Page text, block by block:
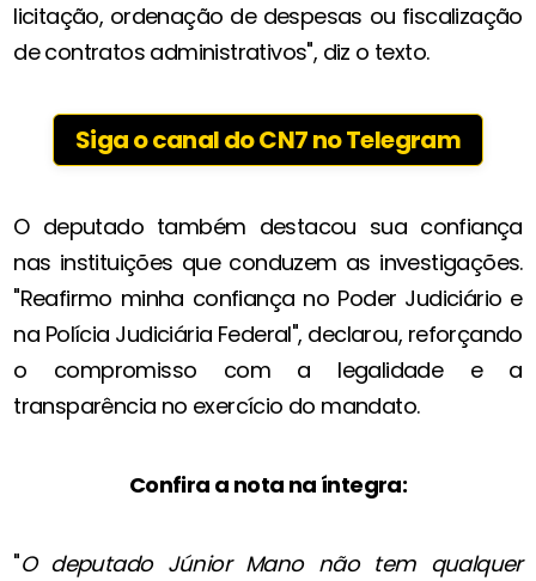
licitação, ordenação de despesas ou fiscalização
de contratos administrativos", diz o texto.
Siga o canal do CN7 no Telegram
O deputado também destacou sua confiança
nas instituições que conduzem as investigações.
"Reafirmo minha confiança no Poder Judiciário e
na Polícia Judiciária Federal", declarou, reforçando
o compromisso com a legalidade e a
transparência no exercício do mandato.
Confira a nota na íntegra:
"O deputado Júnior Mano não tem qualquer